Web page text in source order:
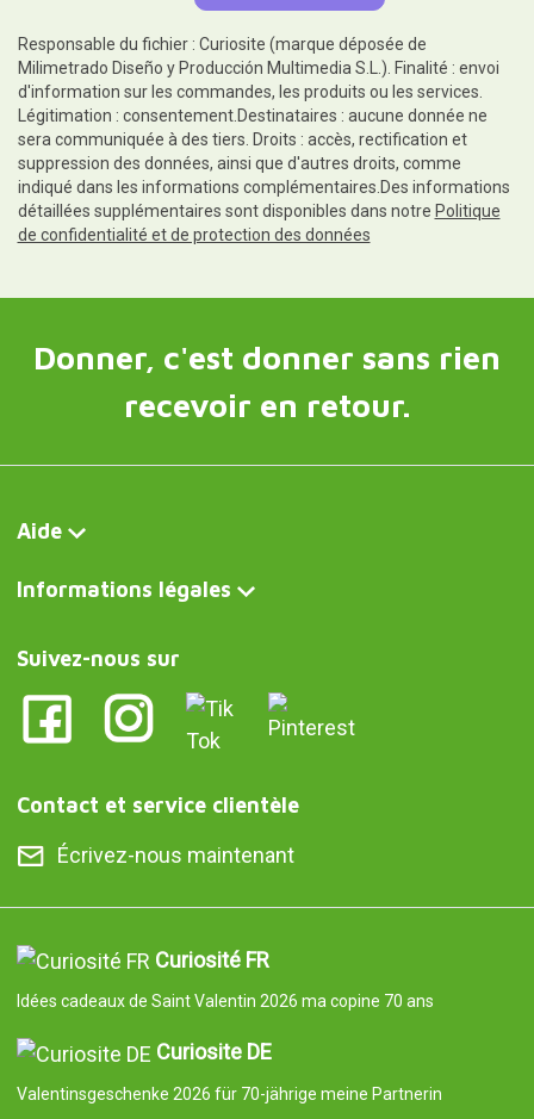
Responsable du fichier : Curiosite (marque déposée de
Milimetrado Diseño y Producción Multimedia S.L.). Finalité : envoi
d'information sur les commandes, les produits ou les services.
Légitimation : consentement.Destinataires : aucune donnée ne
sera communiquée à des tiers. Droits : accès, rectification et
suppression des données, ainsi que d'autres droits, comme
indiqué dans les informations complémentaires.Des informations
détaillées supplémentaires sont disponibles dans notre Politique
de confidentialité et de protection des données
Donner, c'est donner sans rien
recevoir en retour.
Aide
Informations légales
Suivez-nous sur
Contact et service clientèle
Écrivez-nous maintenant
Curiosité FR
Idées cadeaux de Saint Valentin 2026 ma copine 70 ans
Curiosite DE
Valentinsgeschenke 2026 für 70-jährige meine Partnerin